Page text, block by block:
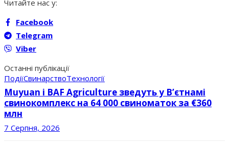
Читайте нас у:
Facebook
Telegram
Viber
Останні публікації
ПодіїСвинарствоТехнології
Muyuan і BAF Agriculture зведуть у В’єтнамі
свинокомплекс на 64 000 свиноматок за €360
млн
7 Серпня, 2026